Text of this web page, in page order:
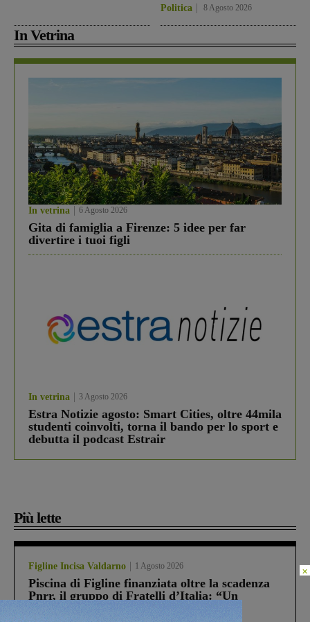
Politica 8 Agosto 2026
In Vetrina
In vetrina 6 Agosto 2026
Gita di famiglia a Firenze: 5 idee per far
divertire i tuoi figli
In vetrina 3 Agosto 2026
Estra Notizie agosto: Smart Cities, oltre 44mila
studenti coinvolti, torna il bando per lo sport e
debutta il podcast Estrair
Più lette
Figline Incisa Valdarno 1 Agosto 2026
Piscina di Figline finanziata oltre la scadenza
Pnrr, il gruppo di Fratelli d’Italia: “Un
ringraziamento al Governo”
×